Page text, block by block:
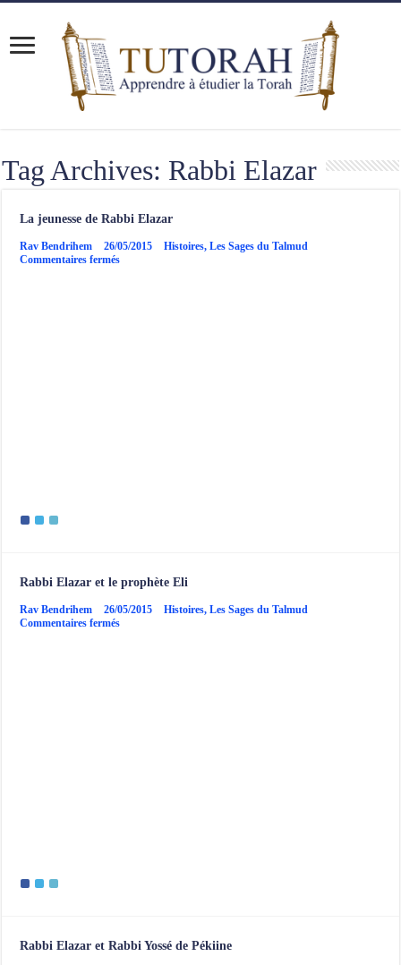
Tag Archives: Rabbi Elazar
La jeunesse de Rabbi Elazar
Rav Bendrihem 26/05/2015 Histoires,Les Sages du Talmud
Commentaires ferméssur
Rabbi Elazar et le prophète Eli
Rav Bendrihem 26/05/2015 Histoires,Les Sages du Talmud
Commentaires ferméssur
Rabbi Elazar et Rabbi Yossé de Pékiine